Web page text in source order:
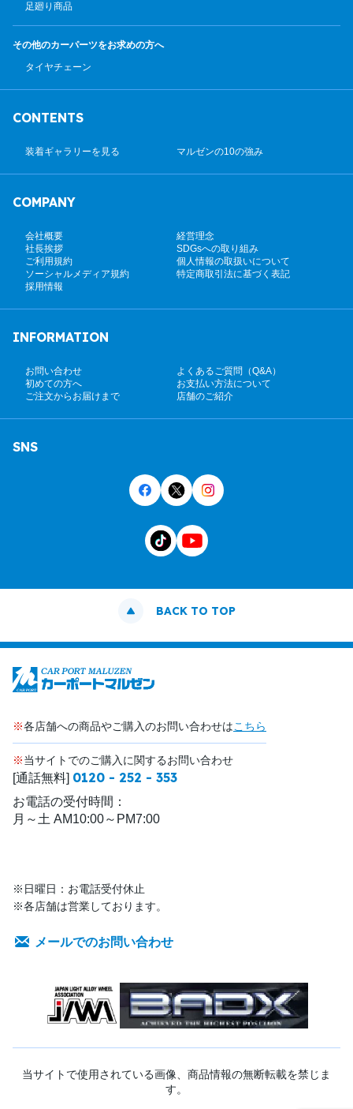
足廻り商品
その他のカーパーツをお求めの方へ
タイヤチェーン
CONTENTS
装着ギャラリーを見る マルゼンの10の強み
COMPANY
会社概要
経営理念
社長挨拶
SDGsへの取り組み
ご利用規約
個人情報の取扱いについて
ソーシャルメディア規約
特定商取引法に基づく表記
採用情報
INFORMATION
お問い合わせ
よくあるご質問（Q&A）
初めての方へ
お支払い方法について
ご注文からお届けまで
店舗のご紹介
SNS
BACK TO TOP
※各店舗への商品やご購入のお問い合わせはこちら
※当サイトでのご購入に関するお問い合わせ
[通話無料] 0120 - 252 - 353
お電話の受付時間：
月～土 AM10:00～PM7:00
※日曜日：お電話受付休止
※各店舗は営業しております。
メールでのお問い合わせ
当サイトで使用されている画像、商品情報の無断転載を禁じま
す。